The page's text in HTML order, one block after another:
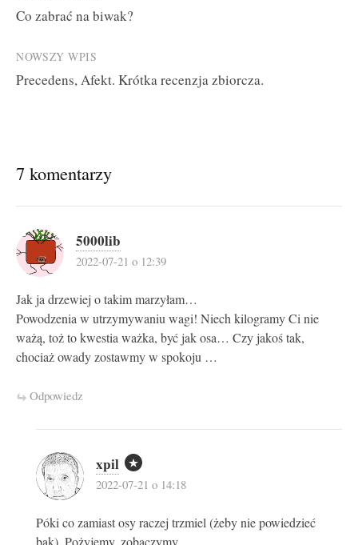
navigation
Co zabrać na biwak?
NOWSZY WPIS
Precedens, Afekt. Krótka recenzja zbiorcza.
7 komentarzy
5000lib
2022-07-21 o 12:39
Jak ja drzewiej o takim marzyłam…
Powodzenia w utrzymywaniu wagi! Niech kilogramy Ci nie
ważą, toż to kwestia ważka, być jak osa… Czy jakoś tak,
chociaż owady zostawmy w spokoju …
Odpowiedz
xpil
2022-07-21 o 14:18
Póki co zamiast osy raczej trzmiel (żeby nie powiedzieć